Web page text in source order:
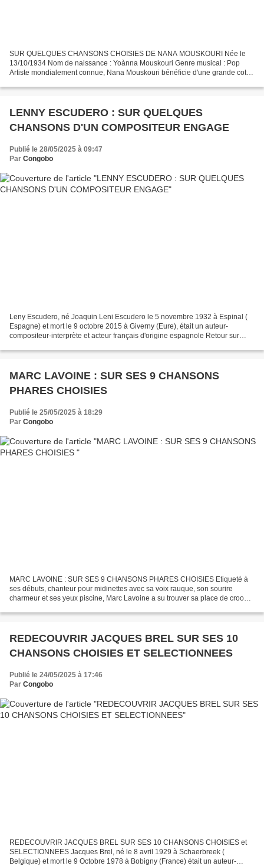
SUR QUELQUES CHANSONS CHOISIES DE NANA MOUSKOURI Née le
13/10/1934 Nom de naissance : Yoànna Mouskouri Genre musical : Pop
Artiste mondialement connue, Nana Mouskouri bénéficie d'une grande cote
LENNY ESCUDERO : SUR QUELQUES
CHANSONS D'UN COMPOSITEUR ENGAGE
Publié le 28/05/2025 à 09:47
Par Congobo
Leny Escudero, né Joaquin Leni Escudero le 5 novembre 1932 à Espinal (
Espagne) et mort le 9 octobre 2015 à Giverny (Eure), était un auteur-
compositeur-interprète et acteur français d'origine espagnole Retour sur
MARC LAVOINE : SUR SES 9 CHANSONS
PHARES CHOISIES
Publié le 25/05/2025 à 18:29
Par Congobo
MARC LAVOINE : SUR SES 9 CHANSONS PHARES CHOISIES Etiqueté à
ses débuts, chanteur pour midinettes avec sa voix rauque, son sourire
charmeur et ses yeux piscine, Marc Lavoine a su trouver sa place de crooner
REDECOUVRIR JACQUES BREL SUR SES 10
CHANSONS CHOISIES ET SELECTIONNEES
Publié le 24/05/2025 à 17:46
Par Congobo
REDECOUVRIR JACQUES BREL SUR SES 10 CHANSONS CHOISIES et
SELECTIONNEES Jacques Brel, né le 8 avril 1929 à Schaerbreek (
Belgique) et mort le 9 Octobre 1978 à Bobigny (France) était un auteur-